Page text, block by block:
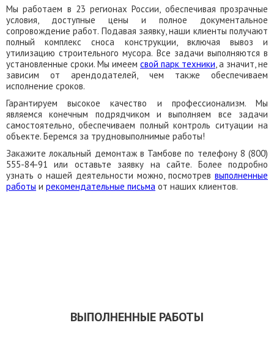
Мы работаем в 23 регионах России, обеспечивая прозрачные
условия, доступные цены и полное документальное
сопровождение работ. Подавая заявку, наши клиенты получают
полный комплекс сноса конструкции, включая вывоз и
утилизацию строительного мусора. Все задачи выполняются в
установленные сроки. Мы имеем свой парк техники, а значит, не
зависим от арендодателей, чем также обеспечиваем
исполнение сроков.
Гарантируем высокое качество и профессионализм. Мы
являемся конечным подрядчиком и выполняем все задачи
самостоятельно, обеспечиваем полный контроль ситуации на
объекте. Беремся за трудновыполнимые работы!
Закажите локальный демонтаж в Тамбове по телефону 8 (800)
555-84-91 или оставьте заявку на сайте. Более подробно
узнать о нашей деятельности можно, посмотрев выполненные
работы и рекомендательные письма от наших клиентов.
ВЫПОЛНЕННЫЕ РАБОТЫ